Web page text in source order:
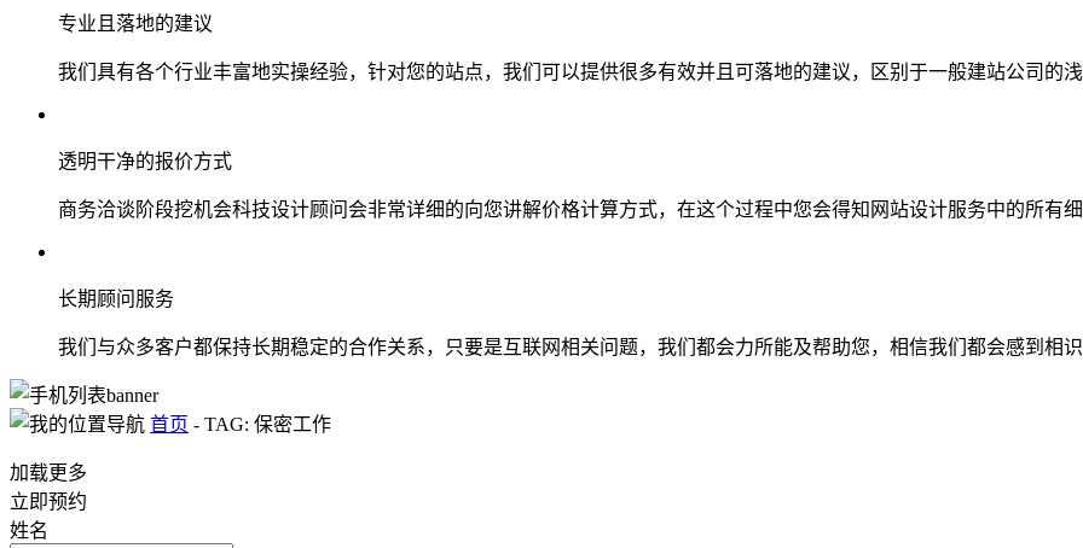
专业且落地的建议
我们具有各个行业丰富地实操经验，针对您的站点，我们可以提供很多有效并且可落地的建议，区别于一般建站公司的
透明干净的报价方式
商务洽谈阶段挖机会科技设计顾问会非常详细的向您讲解价格计算方式，在这个过程中您会得知网站设计服务中的所有
长期顾问服务
我们与众多客户都保持长期稳定的合作关系，只要是互联网相关问题，我们都会力所能及帮助您，相信我们都会感到相
首页 - TAG: 保密工作
加载更多
立即预约
姓名